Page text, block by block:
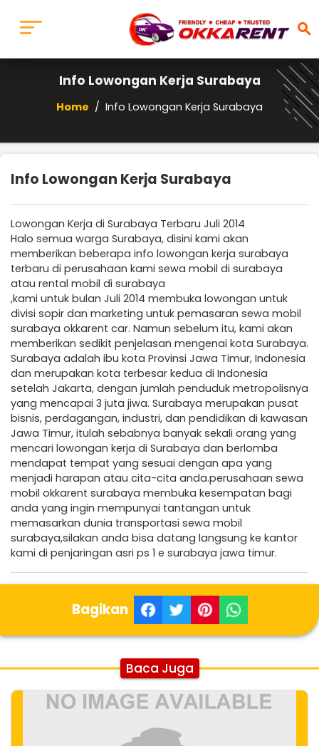
search
Info Lowongan Kerja Surabaya
Home / Info Lowongan Kerja Surabaya
Info Lowongan Kerja Surabaya
Lowongan Kerja di Surabaya Terbaru Juli 2014
Halo semua warga Surabaya, disini kami akan
memberikan beberapa info lowongan kerja surabaya
terbaru di perusahaan kami sewa mobil di surabaya
atau rental mobil di surabaya
,kami untuk bulan Juli 2014 membuka lowongan untuk
divisi sopir dan marketing untuk pemasaran sewa mobil
surabaya okkarent car. Namun sebelum itu, kami akan
memberikan sedikit penjelasan mengenai kota Surabaya.
Surabaya adalah ibu kota Provinsi Jawa Timur, Indonesia
dan merupakan kota terbesar kedua di Indonesia
setelah Jakarta, dengan jumlah penduduk metropolisnya
yang mencapai 3 juta jiwa. Surabaya merupakan pusat
bisnis, perdagangan, industri, dan pendidikan di kawasan
Jawa Timur, itulah sebabnya banyak sekali orang yang
mencari lowongan kerja di Surabaya dan berlomba
mendapat tempat yang sesuai dengan apa yang
menjadi harapan atau cita-cita anda.perusahaan sewa
mobil okkarent surabaya membuka kesempatan bagi
anda yang ingin mempunyai tantangan untuk
memasarkan dunia transportasi sewa mobil
surabaya,silakan anda bisa datang langsung ke kantor
kami di penjaringan asri ps 1 e surabaya jawa timur.
Bagikan
Baca Juga